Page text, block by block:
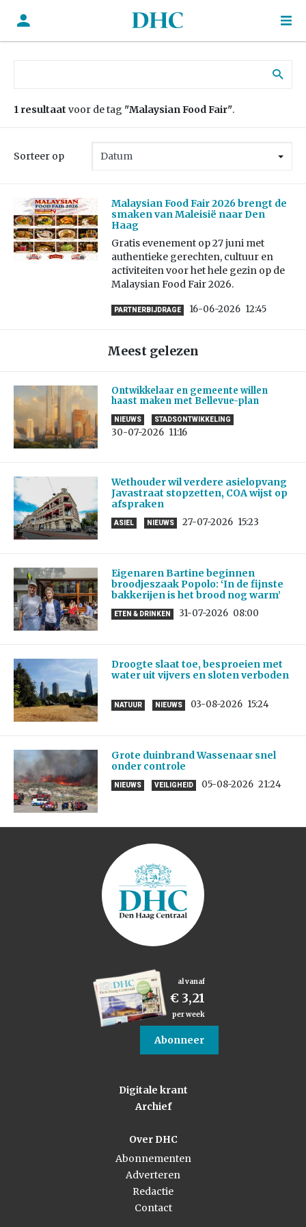
1 resultaat voor de tag "Malaysian Food Fair".
Sorteer op
Malaysian Food Fair 2026 brengt de
smaken van Maleisië naar Den
Haag
Gratis evenement op 27 juni met
authentieke gerechten, cultuur en
activiteiten voor het hele gezin op de
Malaysian Food Fair 2026.
PARTNERBIJDRAGE 16-06-2026 12:45
Meest gelezen
Ontwikkelaar en gemeente willen
haast maken met Bellevue-plan
NIEUWS STADSONTWIKKELING
30-07-2026 11:16
Wethouder wil verdere asielopvang
Javastraat stopzetten, COA wijst op
afspraken
ASIEL NIEUWS 27-07-2026 15:23
Eigenaren Bartine beginnen
broodjeszaak Popolo: ‘In de fijnste
bakkerijen is het brood nog warm’
ETEN & DRINKEN 31-07-2026 08:00
Droogte slaat toe, besproeien met
water uit vijvers en sloten verboden
NATUUR NIEUWS 03-08-2026 15:24
Grote duinbrand Wassenaar snel
onder controle
NIEUWS VEILIGHEID 05-08-2026 21:24
al vanaf
€ 3,21
per week
Abonneer
Digitale krant
Archief
Over DHC
Abonnementen
Adverteren
Redactie
Contact